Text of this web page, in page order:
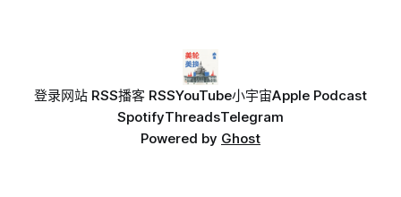
登录网站 RSS播客 RSSYouTube小宇宙Apple Podcast
SpotifyThreadsTelegram
Powered by Ghost